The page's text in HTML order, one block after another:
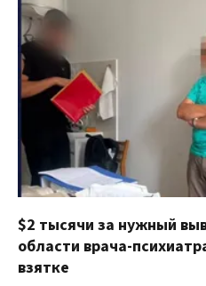
$2 тысячи за нужный
области врача-
взятке